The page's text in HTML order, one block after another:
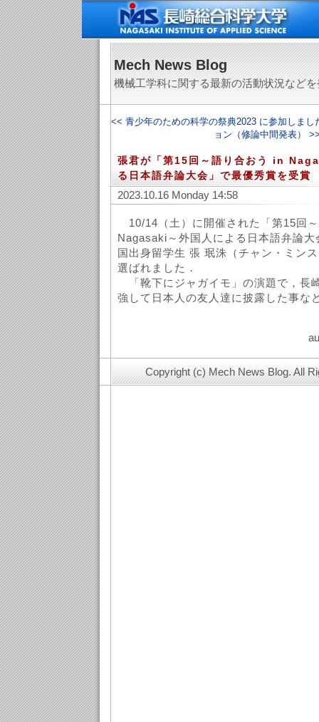
Mech News Blog
機械工学科に関する最新の活動状況など
<< 青少年のための科学の祭典2023 に参加しまし
ョン（修論中間発表）
張君が「第15回～語り合おう in
る日本語弁論大会」で最優秀賞を受賞
2023.10.16 Monday 14:58
10/14（土）に開催された「第15回
Nagasaki～外国人による日本語弁論
国出身留学生 張 珉洙（チャン・ミン
選ばれました．
「靴下にジャガイモ」の演題で，長
強して日本人の友人達に披露した事な
Copyright (c) Mech News Blog. All